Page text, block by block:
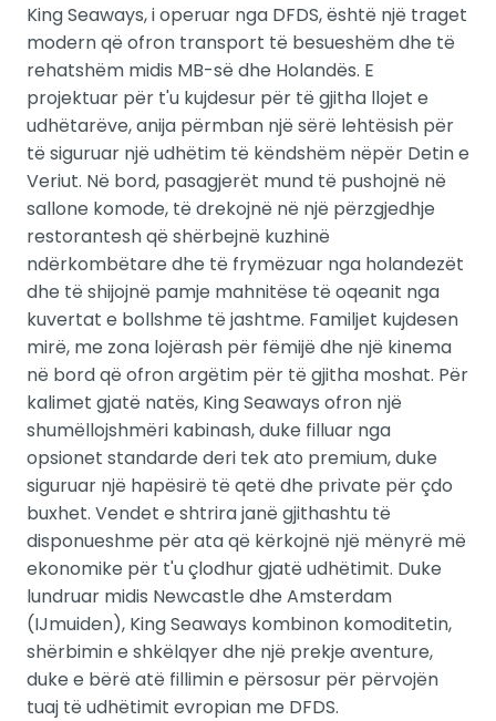
King Seaways, i operuar nga DFDS, është një traget
modern që ofron transport të besueshëm dhe të
rehatshëm midis MB-së dhe Holandës. E
projektuar për t'u kujdesur për të gjitha llojet e
udhëtarëve, anija përmban një sërë lehtësish për
të siguruar një udhëtim të këndshëm nëpër Detin e
Veriut. Në bord, pasagjerët mund të pushojnë në
sallone komode, të drekojnë në një përzgjedhje
restorantesh që shërbejnë kuzhinë
ndërkombëtare dhe të frymëzuar nga holandezët
dhe të shijojnë pamje mahnitëse të oqeanit nga
kuvertat e bollshme të jashtme. Familjet kujdesen
mirë, me zona lojërash për fëmijë dhe një kinema
në bord që ofron argëtim për të gjitha moshat. Për
kalimet gjatë natës, King Seaways ofron një
shumëllojshmëri kabinash, duke filluar nga
opsionet standarde deri tek ato premium, duke
siguruar një hapësirë të qetë dhe private për çdo
buxhet. Vendet e shtrira janë gjithashtu të
disponueshme për ata që kërkojnë një mënyrë më
ekonomike për t'u çlodhur gjatë udhëtimit. Duke
lundruar midis Newcastle dhe Amsterdam
(IJmuiden), King Seaways kombinon komoditetin,
shërbimin e shkëlqyer dhe një prekje aventure,
duke e bërë atë fillimin e përsosur për përvojën
tuaj të udhëtimit evropian me DFDS.